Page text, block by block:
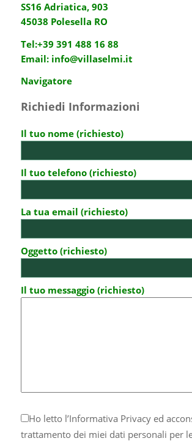
SS16 Adriatica, 903
45038 Polesella RO
Tel:+39 391 488 16 88
Email: info@villaselmi.it
Navigatore
Richiedi Informazioni
Il tuo nome (richiesto)
Il tuo telefono (richiesto)
La tua email (richiesto)
Oggetto (richiesto)
Il tuo messaggio (richiesto)
Ho letto l’Informativa Privacyed
trattamento dei miei dati personali per